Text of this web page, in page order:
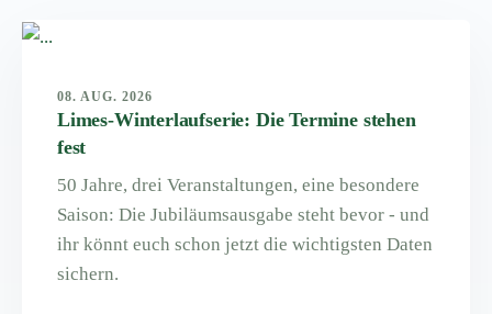
08. AUG. 2026
Limes-Winterlaufserie: Die Termine stehen
fest
50 Jahre, drei Veranstaltungen, eine besondere
Saison: Die Jubiläumsausgabe steht bevor - und
ihr könnt euch schon jetzt die wichtigsten Daten
sichern.